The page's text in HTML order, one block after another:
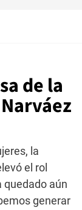
de la
la
el rol
quedado aún
generar